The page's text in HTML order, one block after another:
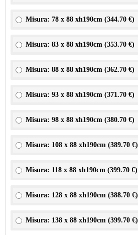
Misura: 78 x 88 xh190cm (344.70 €)
Misura: 83 x 88 xh190cm (353.70 €)
Misura: 88 x 88 xh190cm (362.70 €)
Misura: 93 x 88 xh190cm (371.70 €)
Misura: 98 x 88 xh190cm (380.70 €)
Misura: 108 x 88 xh190cm (389.70 €)
Misura: 118 x 88 xh190cm (399.70 €)
Misura: 128 x 88 xh190cm (388.70 €)
Misura: 138 x 88 xh190cm (399.70 €)